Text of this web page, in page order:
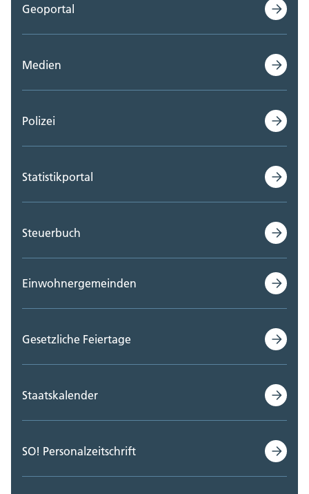
Geoportal
Medien
Polizei
Statistikportal
Steuerbuch
Einwohnergemeinden
Gesetzliche Feiertage
Staatskalender
SO! Personalzeitschrift